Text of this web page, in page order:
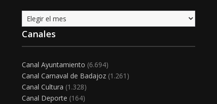
Archivo
Canales
Canal Ayuntamiento (6.694)
Canal Carnaval de Badajoz(1.261)
Canal Cultura (1.328)
Canal Deporte (164)